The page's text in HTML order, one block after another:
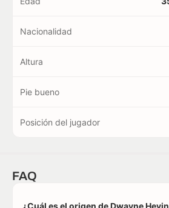
Nacionalidad
Altura
Pie bueno
Posición del jugador
FAQ
¿Cuál es el origen de Dwayne